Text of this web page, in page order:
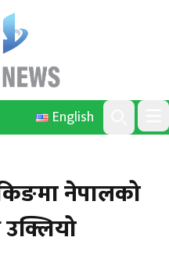
English
Search
नेपालको